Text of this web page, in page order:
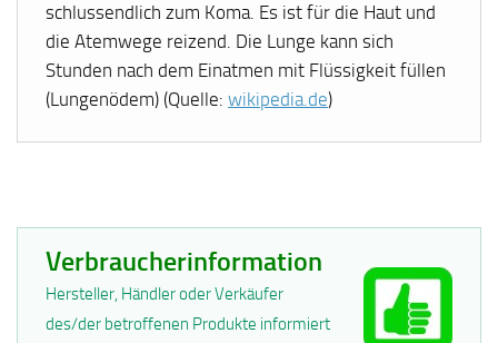
schlussendlich zum Koma. Es ist für die Haut und
die Atemwege reizend. Die Lunge kann sich
Stunden nach dem Einatmen mit Flüssigkeit füllen
(Lungenödem) (Quelle:wikipedia.de)
Verbraucherinformation
Hersteller, Händler oder Verkäufer
des/der betroffenen Produkte informiert